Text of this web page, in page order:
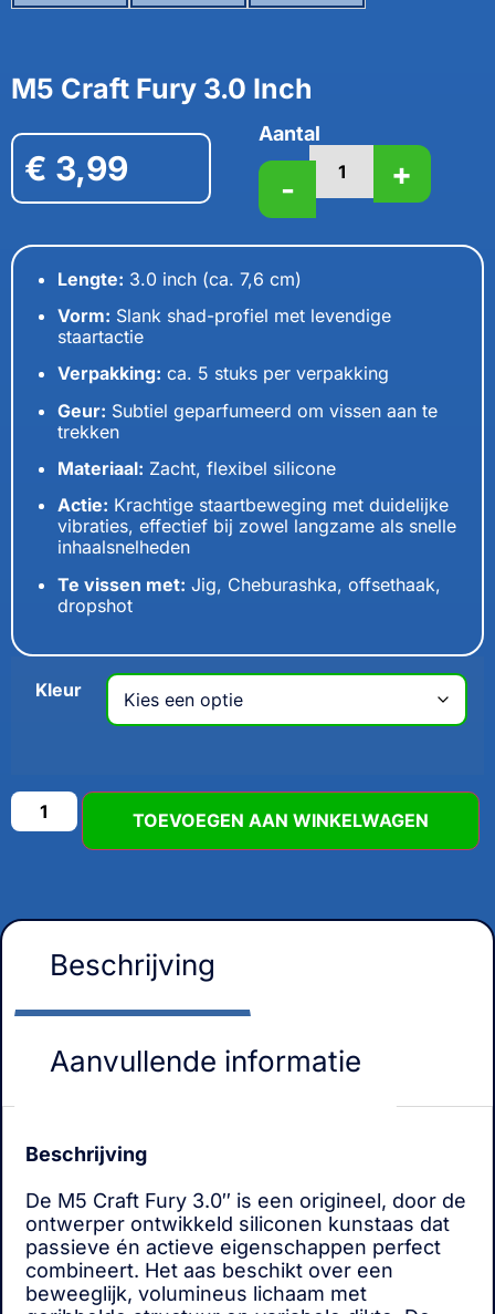
M5 Craft Fury 3.0 Inch
€ 3,99
Aantal
- +
Lengte: 3.0 inch (ca. 7,6 cm)
Vorm: Slank shad-profiel met levendige
staartactie
Verpakking: ca. 5 stuks per verpakking
Geur: Subtiel geparfumeerd om vissen aan te
trekken
Materiaal: Zacht, flexibel silicone
Actie: Krachtige staartbeweging met duidelijke
vibraties, effectief bij zowel langzame als snelle
inhaalsnelheden
Te vissen met: Jig, Cheburashka, offsethaak,
dropshot
Kleur
TOEVOEGEN AAN WINKELWAGEN
Beschrijving
Aanvullende informatie
Beschrijving
De M5 Craft Fury 3.0″ is een origineel, door de
ontwerper ontwikkeld siliconen kunstaas dat
passieve én actieve eigenschappen perfect
combineert. Het aas beschikt over een
beweeglijk, volumineus lichaam met